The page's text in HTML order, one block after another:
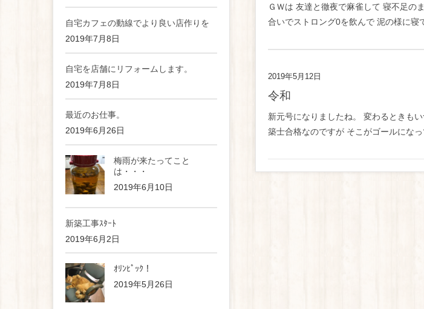
ＧＷは 友達と徹夜で麻雀して 寝不足の
合いでストロング0を飲んで 泥の様に
2019年5月12日
令和
新元号になりましたね。 変わるときも
築士合格なのですが そこがゴールにな
自宅カフェの動線でより良い店作りを
2019年7月8日
自宅を店舗にリフォームします。
2019年7月8日
最近のお仕事。
2019年6月26日
梅雨が来たってこと
は・・・
2019年6月10日
新築工事ｽﾀｰﾄ
2019年6月2日
ｵﾘﾝﾋﾟｯｸ！
2019年5月26日